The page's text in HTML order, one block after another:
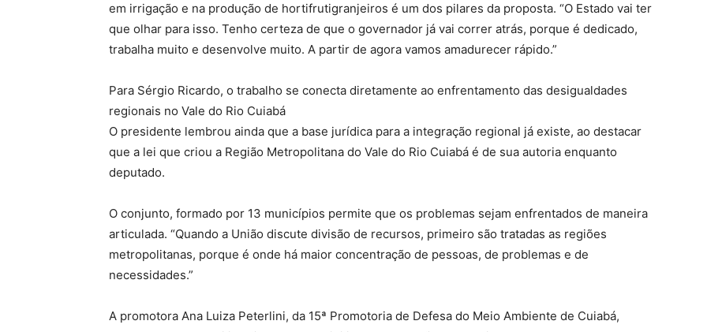
em irrigação e na produção de hortifrutigranjeiros é um dos pilares da proposta. “O Estado vai ter
que olhar para isso. Tenho certeza de que o governador já vai correr atrás, porque é dedicado,
trabalha muito e desenvolve muito. A partir de agora vamos amadurecer rápido.”
Para Sérgio Ricardo, o trabalho se conecta diretamente ao enfrentamento das desigualdades
regionais no Vale do Rio Cuiabá
O presidente lembrou ainda que a base jurídica para a integração regional já existe, ao destacar
que a lei que criou a Região Metropolitana do Vale do Rio Cuiabá é de sua autoria enquanto
deputado.
O conjunto, formado por 13 municípios permite que os problemas sejam enfrentados de maneira
articulada. “Quando a União discute divisão de recursos, primeiro são tratadas as regiões
metropolitanas, porque é onde há maior concentração de pessoas, de problemas e de
necessidades.”
A promotora Ana Luiza Peterlini, da 15ª Promotoria de Defesa do Meio Ambiente de Cuiabá,